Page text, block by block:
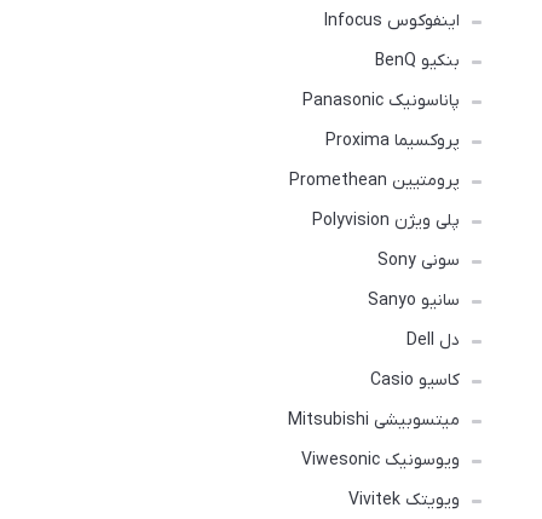
اینفوکوس Infocus
بنکیو BenQ
پاناسونیک Panasonic
پروکسیما Proxima
پرومتیین Promethean
پلی ویژن Polyvision
سونی Sony
سانیو Sanyo
دل Dell
کاسیو Casio
میتسوبیشی Mitsubishi
ویوسونیک Viwesonic
ویویتک Vivitek